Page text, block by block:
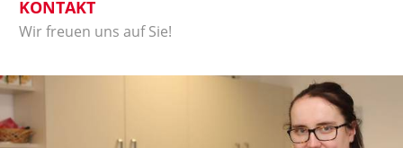
KONTAKT
Wir freuen uns auf Sie!